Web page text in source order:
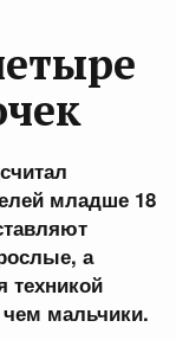
младше 18
а
техникой
мальчики.